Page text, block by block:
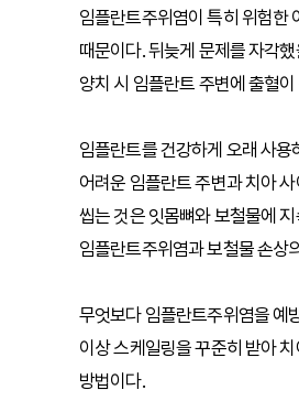
임플란트주위염이 특히 위험한
때문이다. 뒤늦게 문제를 자각
양치 시 임플란트 주변에 출혈
임플란트를 건강하게 오래 사용
어려운 임플란트 주변과 치아
씹는 것은 잇몸뼈와 보철물에
임플란트주위염과 보철물 손상
무엇보다 임플란트주위염을 예
이상 스케일링을 꾸준히 받아
방법이다.